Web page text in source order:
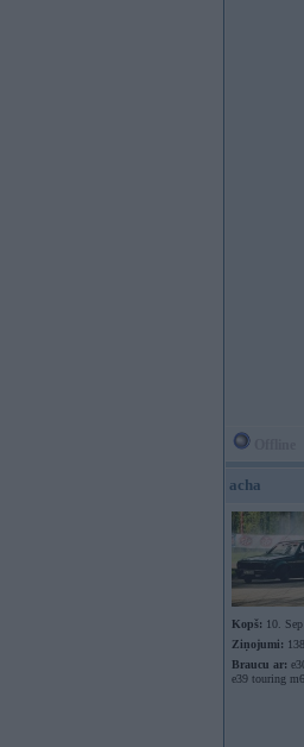
acha
Kopš: 10.
Ziņojumi:
Braucu ar:
e39 touring